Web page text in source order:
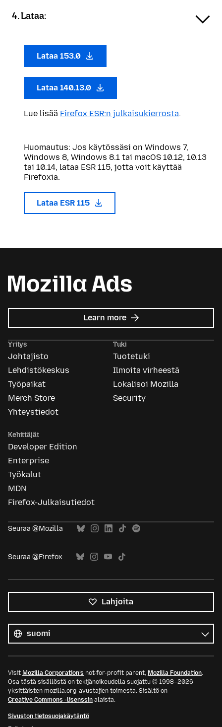
4. Lataa:
Lataa 153.0
Lataa 140.13.0
Lue lisää Firefox ESR:n julkaisukierrosta.
Huomautus: Jos käytössäsi on Windows 7,
Windows 8, Windows 8.1 tai macOS 10.12, 10.13
tai 10.14, lataa ESR 115, jotta voit käyttää
Firefoxia.
Lataa ESR 115
Learn more about
Mozilla
Yritys
Johtajisto
Lehdistökeskus
Työpaikat
Merch Store
Yhteystiedot
Tuki
Tuotetuki
Ilmoita virheestä
Lokalisoi Mozilla
Security
Kehittäjät
Developer Edition
Enterprise
Työkalut
MDN
Firefox-Julkaisutiedot
Seuraa @Mozilla
Seuraa @Firefox
Lahjoita
kielet
Kieli
Visit Mozilla Corporation’s not-for-profit parent, Mozilla Foundation.
Osa tästä sisällöstä on tekijänoikeudella suojattu © 1998–2026
yksittäisten mozilla.org-avustajien toimesta. Sisältö on
Creative Commons -lisenssin alaista.
Sivuston tietosuojakäytäntö